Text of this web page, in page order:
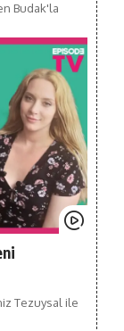
Budak'la
Tezuysal ile